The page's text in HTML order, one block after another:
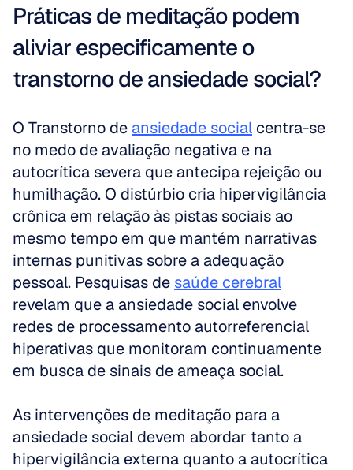
Práticas de meditação podem
aliviar especificamente o
transtorno de ansiedade social?
O Transtorno de ansiedade social centra-se
no medo de avaliação negativa e na
autocrítica severa que antecipa rejeição ou
humilhação. O distúrbio cria hipervigilância
crônica em relação às pistas sociais ao
mesmo tempo em que mantém narrativas
internas punitivas sobre a adequação
pessoal. Pesquisas de saúde cerebral
revelam que a ansiedade social envolve
redes de processamento autorreferencial
hiperativas que monitoram continuamente
em busca de sinais de ameaça social.
As intervenções de meditação para a
ansiedade social devem abordar tanto a
hipervigilância externa quanto a autocrítica